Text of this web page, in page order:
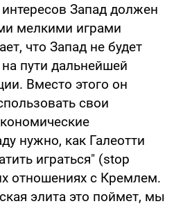
Запад должен
мелкими играми
что Запад не будет
пути дальнейшей
Вместо этого он
свои
нужно, как Галеотти
играться" (stop
отношениях с Кремлем.
элита это поймет, мы